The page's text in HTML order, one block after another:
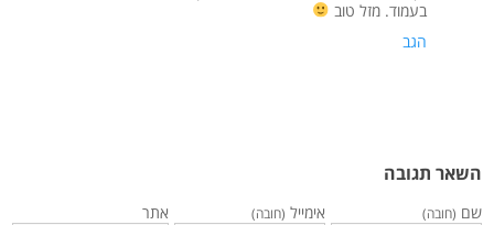
בעמוד. מזל טוב
הגב
השאר תגובה
שם (חובה) אימייל (חובה) אתר